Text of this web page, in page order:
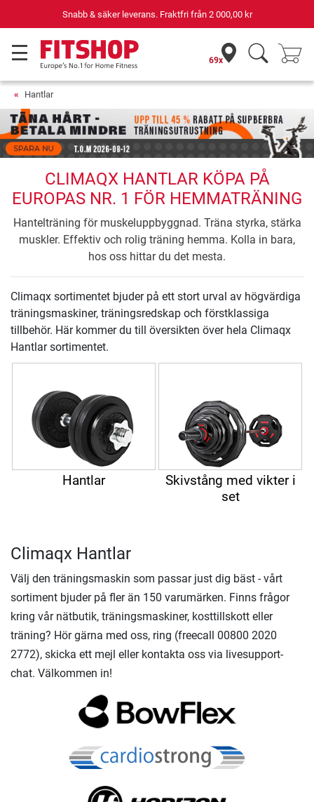
Snabb & säker leverans. Fraktfri från 2 000,00 kr
69x
Hantlar
CLIMAQX HANTLAR KÖPA PÅ
EUROPAS NR. 1 FÖR HEMMATRÄNING
Hantelträning för muskeluppbyggnad. Träna styrka, stärka
muskler. Effektiv och rolig träning hemma. Kolla in bara,
hos oss hittar du det mesta.
Climaqx sortimentet bjuder på ett stort urval av högvärdiga
träningsmaskiner, träningsredskap och förstklassiga
tillbehör. Här kommer du till översikten över hela Climaqx
Hantlar sortimentet.
Hantlar
Skivstång med vikter i
set
Climaqx Hantlar
Välj den träningsmaskin som passar just dig bäst - vårt
sortiment bjuder på fler än 150 varumärken. Finns frågor
kring vår nätbutik, träningsmaskiner, kosttillskott eller
träning? Hör gärna med oss, ring (freecall 00800 2020
2772), skicka ett mejl eller kontakta oss via livesupport-
chat. Välkommen in!